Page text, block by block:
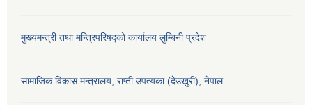
मुख्यमन्त्री तथा मन्त्रिपरिषद्को कार्यालय लुम्बिनी प्रदेश
सामाजिक विकास मन्‍‍त्रालय, राप्ती उपत्यका (देउखुरी), नेपाल